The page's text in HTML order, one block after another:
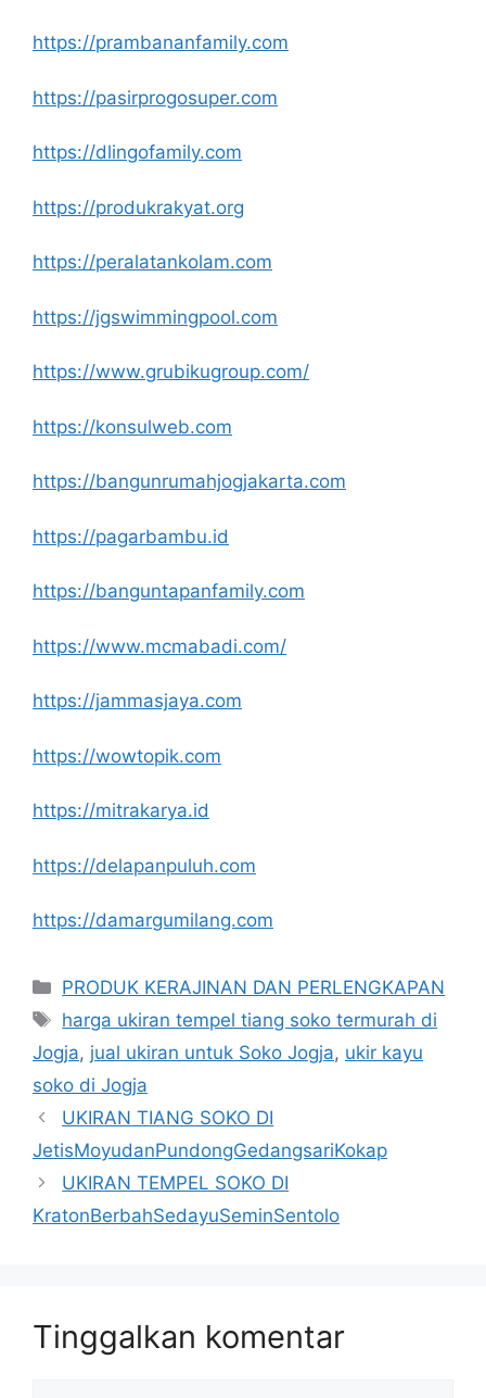
https://prambananfamily.com
https://pasirprogosuper.com
https://dlingofamily.com
https://produkrakyat.org
https://peralatankolam.com
https://jgswimmingpool.com
https://www.grubikugroup.com/
https://konsulweb.com
https://bangunrumahjogjakarta.com
https://pagarbambu.id
https://banguntapanfamily.com
https://www.mcmabadi.com/
https://jammasjaya.com
https://wowtopik.com
https://mitrakarya.id
https://delapanpuluh.com
https://damargumilang.com
Kategori
PRODUK KERAJINAN DAN PERLENGKAPAN
Tag
harga ukiran tempel tiang soko termurah di
Jogja, jual ukiran untuk Soko Jogja, ukir kayu
soko di Jogja
UKIRAN TIANG SOKO DI
JetisMoyudanPundongGedangsariKokap
UKIRAN TEMPEL SOKO DI
KratonBerbahSedayuSeminSentolo
Tinggalkan komentar